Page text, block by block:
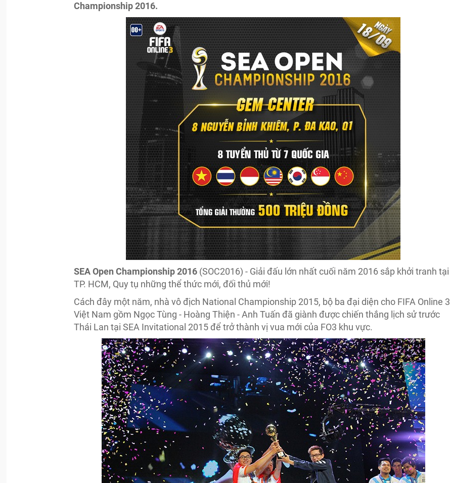
Championship 2016.
SEA Open Championship 2016 (SOC2016) - Giải đấu lớn nhất cuối năm 2016 sắp khởi tranh tại
TP. HCM, Quy tụ những thể thức mới, đối thủ mới!
Cách đây một năm, nhà vô địch National Championship 2015, bộ ba đại diện cho FIFA Online 3
Việt Nam gồm Ngọc Tùng - Hoàng Thiện - Anh Tuấn đã giành được chiến thắng lịch sử trước
Thái Lan tại SEA Invitational 2015 để trở thành vị vua mới của FO3 khu vực.